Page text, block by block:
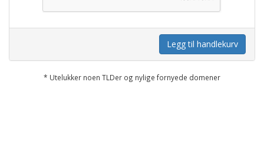
Legg til handlekurv
* Utelukker noen TLDer og nylige fornyede domener